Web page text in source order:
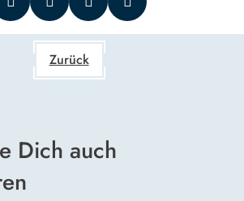
Zurück
Dich auch